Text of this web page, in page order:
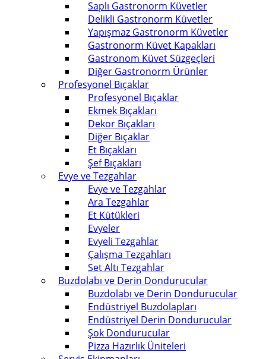
Saplı Gastronorm Küvetler
Delikli Gastronorm Küvetler
Yapışmaz Gastronorm Küvetler
Gastronorm Küvet Kapakları
Gastronom Küvet Süzgeçleri
Diğer Gastronorm Ürünler
Profesyonel Bıçaklar
Profesyonel Bıçaklar
Ekmek Bıçakları
Dekor Bıçakları
Diğer Bıçaklar
Et Bıçakları
Şef Bıçakları
Evye ve Tezgahlar
Evye ve Tezgahlar
Ara Tezgahlar
Et Kütükleri
Evyeler
Evyeli Tezgahlar
Çalışma Tezgahları
Set Altı Tezgahlar
Buzdolabı ve Derin Dondurucular
Buzdolabı ve Derin Dondurucular
Endüstriyel Buzdolapları
Endüstriyel Derin Dondurucular
Şok Dondurucular
Pizza Hazırlık Üniteleri